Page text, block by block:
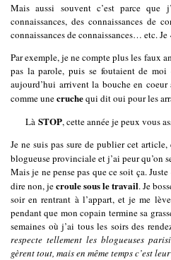
Mais aussi souvent c’est parce
connaissances, des connaissances de
connaissances de connaissances… etc.
Par exemple, je ne compte plus les faux
pas la parole, puis se foutaient de
aujourd’hui arrivent la bouche en
comme unecruchequi dit oui pour les
Là STOP, cette année je peux vous
Je ne suis pas sure de publier cet
blogueuse provinciale et j’ai peur qu’on
Mais je ne pense pas que ce soit ça.
dire non, jecroule sous le travail. Je
soir en rentrant à l’appart, et je me
pendant que mon copain termine sa
semaines où j’ai tous les soirs des
respecte tellement les blogueuses
gèrent tout, mais en même temps c’est